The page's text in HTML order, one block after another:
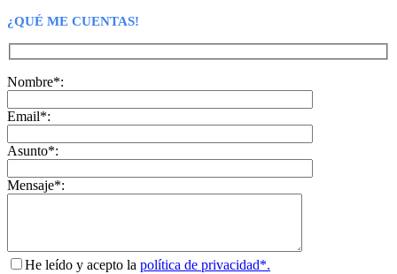
¿QUÉ ME CUENTAS!
Nombre*:
Email*:
Asunto*:
Mensaje*:
He leído y acepto la política de privacidad*.